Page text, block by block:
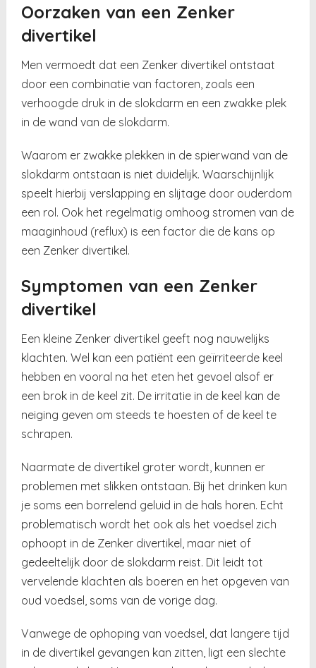
Oorzaken van een Zenker
divertikel
Men vermoedt dat een Zenker divertikel ontstaat
door een combinatie van factoren, zoals een
verhoogde druk in de slokdarm en een zwakke plek
in de wand van de slokdarm.
Waarom er zwakke plekken in de spierwand van de
slokdarm ontstaan is niet duidelijk. Waarschijnlijk
speelt hierbij verslapping en slijtage door ouderdom
een rol. Ook het regelmatig omhoog stromen van de
maaginhoud (reflux) is een factor die de kans op
een Zenker divertikel.
Symptomen van een Zenker
divertikel
Een kleine Zenker divertikel geeft nog nauwelijks
klachten. Wel kan een patiënt een geïrriteerde keel
hebben en vooral na het eten het gevoel alsof er
een brok in de keel zit. De irritatie in de keel kan de
neiging geven om steeds te hoesten of de keel te
schrapen.
Naarmate de divertikel groter wordt, kunnen er
problemen met slikken ontstaan. Bij het drinken kun
je soms een borrelend geluid in de hals horen. Echt
problematisch wordt het ook als het voedsel zich
ophoopt in de Zenker divertikel, maar niet of
gedeeltelijk door de slokdarm reist. Dit leidt tot
vervelende klachten als boeren en het opgeven van
oud voedsel, soms van de vorige dag.
Vanwege de ophoping van voedsel, dat langere tijd
in de divertikel gevangen kan zitten, ligt een slechte